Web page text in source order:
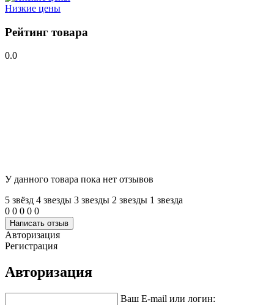
Низкие цены
Рейтинг товара
0.0
У данного товара пока нет отзывов
5 звёзд 4 звeзды 3 звeзды 2 звeзды 1 звeзда
0 0 0 0 0
Написать отзыв
Авторизация
Регистрация
Авторизация
Ваш E-mail или логин: